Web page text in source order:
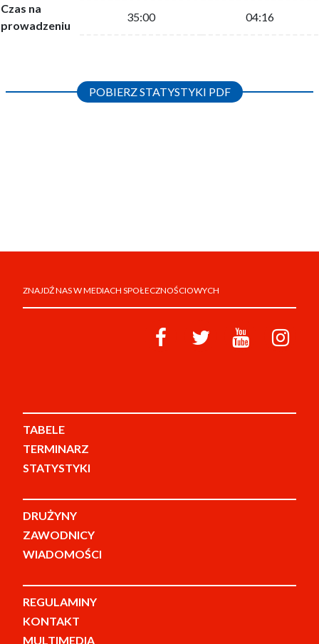
Czas na
prowadzeniu
35:00 04:16
POBIERZ STATYSTYKI PDF
ZNAJDŹ NAS W MEDIACH SPOŁECZNOŚCIOWYCH
TABELE
TERMINARZ
STATYSTYKI
DRUŻYNY
ZAWODNICY
WIADOMOŚCI
REGULAMINY
KONTAKT
MULTIMEDIA